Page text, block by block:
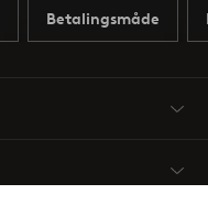
Betalingsmåde